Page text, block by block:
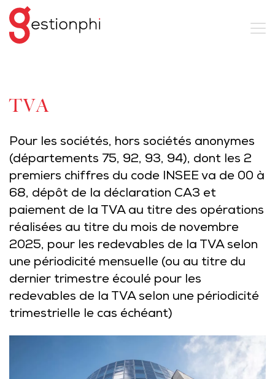
TVA
Pour les sociétés, hors sociétés anonymes
(départements 75, 92, 93, 94), dont les 2
premiers chiffres du code INSEE va de 00 à
68, dépôt de la déclaration CA3 et
paiement de la TVA au titre des opérations
réalisées au titre du mois de novembre
2025, pour les redevables de la TVA selon
une périodicité mensuelle (ou au titre du
dernier trimestre écoulé pour les
redevables de la TVA selon une périodicité
trimestrielle le cas échéant)